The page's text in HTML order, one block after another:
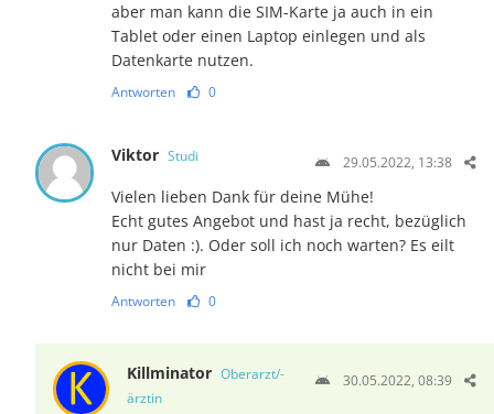
aber man kann die SIM-Karte ja auch in ein
Tablet oder einen Laptop einlegen und als
Datenkarte nutzen.
Antworten 0
Viktor Studi 29.05.2022, 13:38
Vielen lieben Dank für deine Mühe!
Echt gutes Angebot und hast ja recht, bezüglich
nur Daten :). Oder soll ich noch warten? Es eilt
nicht bei mir
Antworten 0
Killminator Oberarzt/-
ärztin
30.05.2022, 08:39